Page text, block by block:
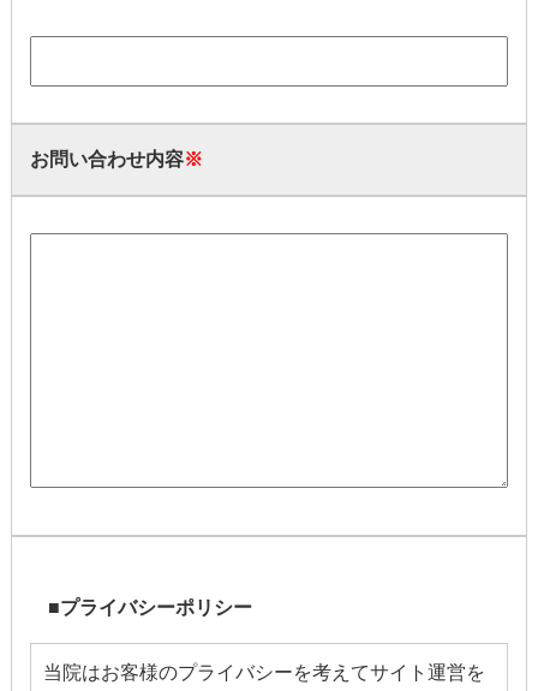
お問い合わせ内容※
■プライバシーポリシー
当院はお客様のプライバシーを考えてサイト運営を